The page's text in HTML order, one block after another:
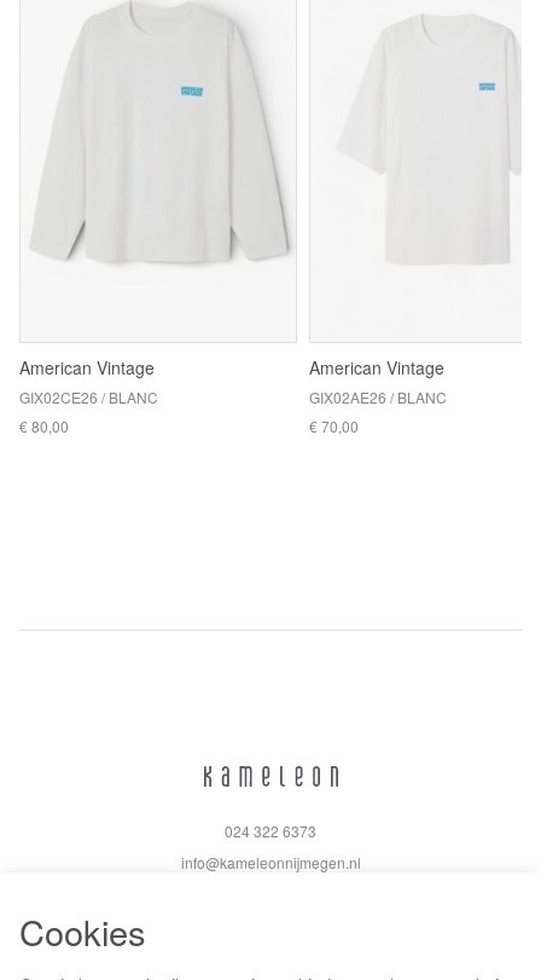
American Vintage
GIX02CE26 / BLANC
€ 80,00
American Vintage
GIX02AE26 / BLANC
€ 70,00
024 322 6373
info@kameleonnijmegen.nl
Cookies